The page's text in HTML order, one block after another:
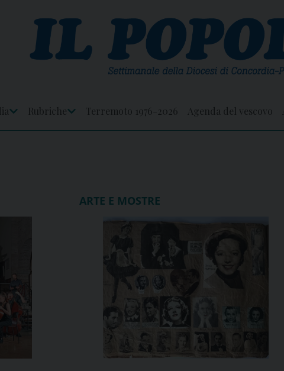
Rubriche
Terremoto 1976-2026 Agenda del vescovo
ARTE E MOSTRE